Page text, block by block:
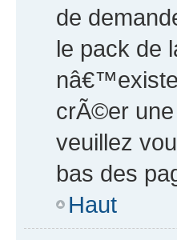
de
le pack de
crÃ©er
veuillez
bas des
Haut